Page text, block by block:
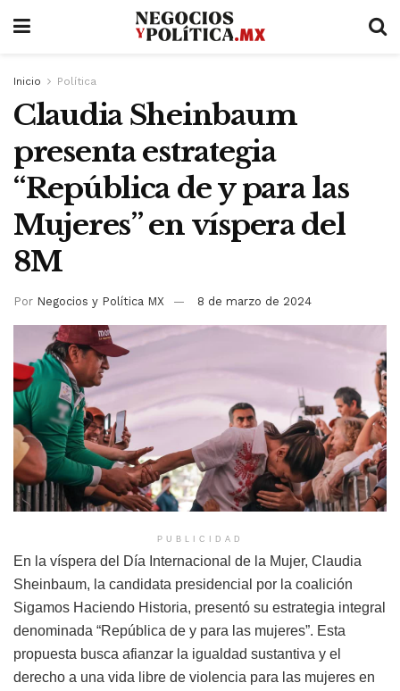
Inicio Política
Claudia Sheinbaum
presenta estrategia
“República de y para las
Mujeres” en víspera del
8M
Por Negocios y Política MX 8 de marzo de 2024
PUBLICIDAD
En la víspera del Día Internacional de la Mujer, Claudia
Sheinbaum, la candidata presidencial por la coalición
Sigamos Haciendo Historia, presentó su estrategia integral
denominada “República de y para las mujeres”. Esta
propuesta busca afianzar la igualdad sustantiva y el
derecho a una vida libre de violencia para las mujeres en